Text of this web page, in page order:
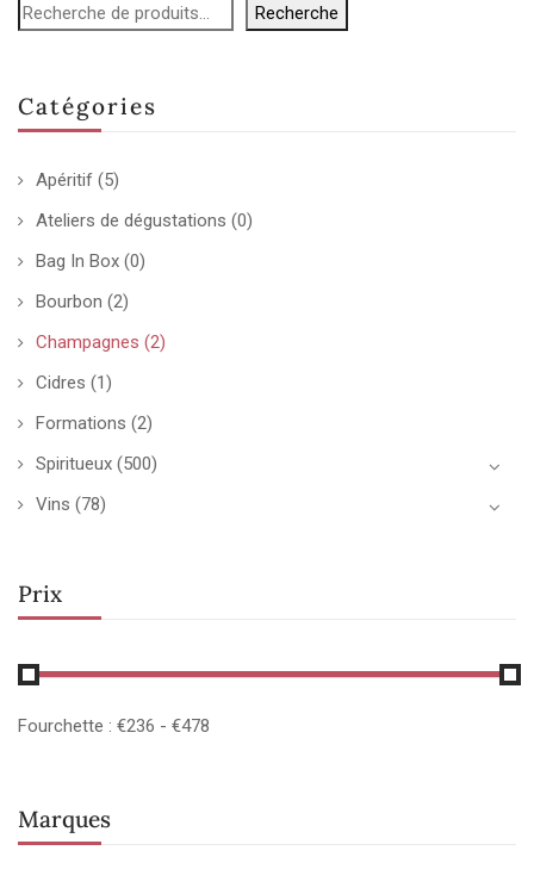
Recherche
Catégories
Apéritif (5)
Ateliers de dégustations (0)
Bag In Box (0)
Bourbon (2)
Champagnes (2)
Cidres (1)
Formations (2)
Spiritueux (500)
Vins (78)
Prix
Fourchette : €236 - €478
Marques